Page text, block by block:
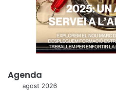
Agenda
agost 2026